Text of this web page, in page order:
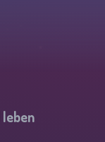
leben